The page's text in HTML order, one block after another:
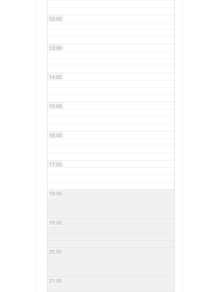
12:00
13:00
14:00
15:00
16:00
17:00
18:00
19:00
20:00
21:00